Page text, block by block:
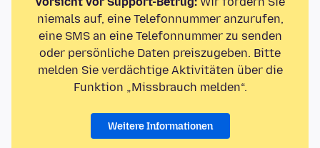
niemals auf, eine Telefonnummer anzurufen,
eine SMS an eine Telefonnummer zu senden
oder persönliche Daten preiszugeben. Bitte
melden Sie verdächtige Aktivitäten über die
Funktion „Missbrauch melden“.
Weitere Informationen